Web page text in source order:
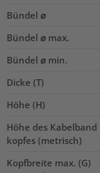
Bündel ⌀
Bündel ⌀ max.
Bündel ⌀ min.
Dicke (T)
Höhe (H)
Höhe des Kabelband
kopfes (metrisch)
Kopfbreite max. (G)